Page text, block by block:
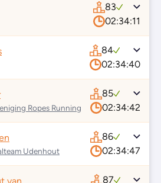
83
02:34:11
84
02:34:40
Ropes Running
85
02:34:42
Udenhout
86
02:34:47
87